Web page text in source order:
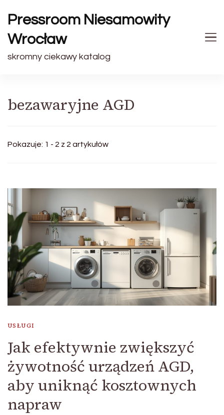
Pressroom Niesamowity
Wrocław
skromny ciekawy katalog
bezawaryjne AGD
Pokazuje: 1 - 2 z 2 artykułów
USŁUGI
Jak efektywnie zwiększyć
żywotność urządzeń AGD,
aby uniknąć kosztownych
napraw